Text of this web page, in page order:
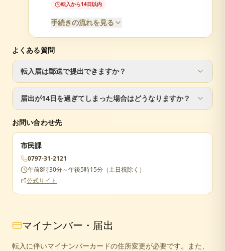
転入から14日以内
手続きの流れを見る
必要書類
転出証明書（前住所地で発行）
マイナンバーカードまたは通知カード
印鑑
よくある質問
転入届は郵送で提出できますか？
転入届は窓口での手続きが必要です。ただし、転出届は郵
送で手続き可能です。
届出が14日を過ぎてしまった場合はどうなりますか？
ない場合は5万円以下の過料が科されることがあります。
お問い合わせ先
市民課
0797-31-2121
午前8時30分～午後5時15分（土日祝除く）
公式サイト
マイナンバー・届出
転入に伴いマイナンバーカードの住所変更が必要です。また、